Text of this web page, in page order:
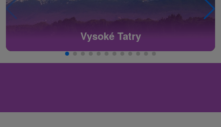
Vysoké Tatry